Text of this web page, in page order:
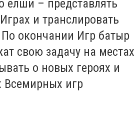
елши – представлять
и транслировать
окончании Игр батыр
свою задачу на местах
о новых героях и
Всемирных игр